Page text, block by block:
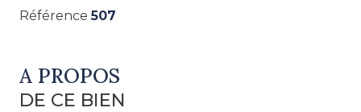
Référence507
A PROPOS
DE CE BIEN